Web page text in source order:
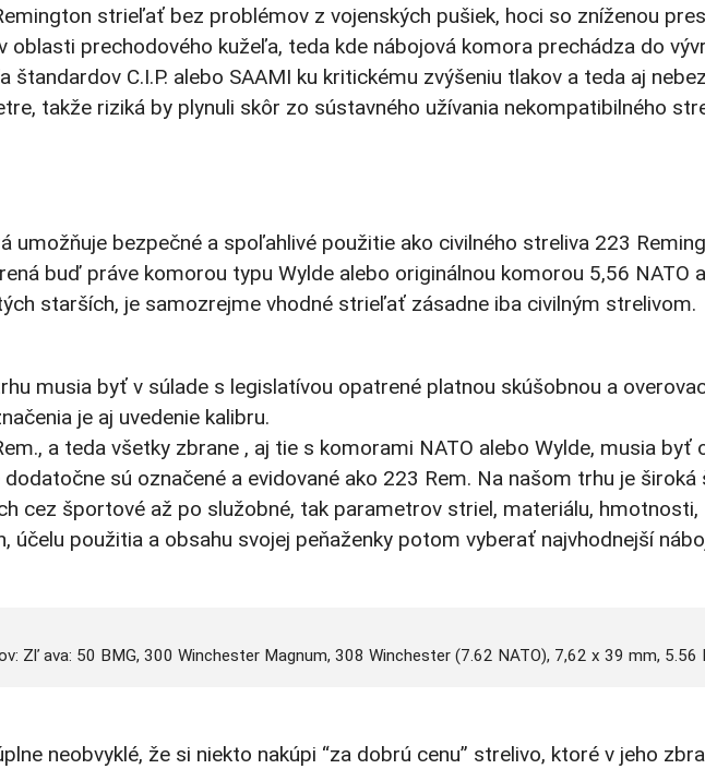
strieľať bez problémov z vojenských pušiek, hoci so zníženou
prechodového kužeľa, teda kde nábojová komora prechádza do
C.I.P. alebo SAAMI ku kritickému zvýšeniu tlakov a teda aj
takže riziká by plynuli skôr zo sústavného užívania nekompatibilného
bezpečné a spoľahlivé použitie ako civilného streliva 223
buď práve komorou typu Wylde alebo originálnou komorou 5,56
starších, je samozrejme vhodné strieľať zásadne iba civilným strelivom.
musia byť v súlade s legislatívou opatrené platnou skúšobnou a
je aj uvedenie kalibru.
a teda všetky zbrane , aj tie s komorami NATO alebo Wylde, musia
sú označené a evidované ako 223 Rem. Na našom trhu je
cez športové až po služobné, tak parametrov striel, materiálu,
použitia a obsahu svojej peňaženky potom vyberať najvhodnejší
Zľ ava: 50 BMG, 300 Winchester Magnum, 308 Winchester (7.62 NATO), 7,62 x 39 mm, 5.56
neobvyklé, že si niekto nakúpi “za dobrú cenu” strelivo, ktoré v jeho